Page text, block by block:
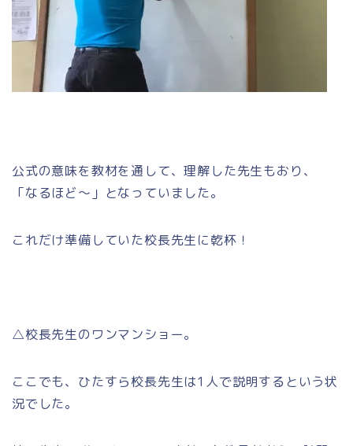
公式の意味を教材を通して、理解した先生もおり、
「なるほど～」となっていました。
これだけ準備していた校長先生に乾杯！
△校長先生のワンマンショー。
ここでも、ひたすら校長先生は1人で説明するという状
況でした。